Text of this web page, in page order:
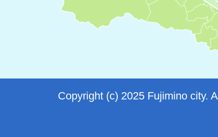
Copyright (c) 2025 Fujimino city.